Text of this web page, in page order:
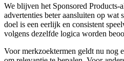
We blijven het Sponsored Products-
advertenties beter aansluiten op wat
doel is een eerlijk en consistent
volgens dezelfde logica worden
Voor merkzoektermen geldt nu nog